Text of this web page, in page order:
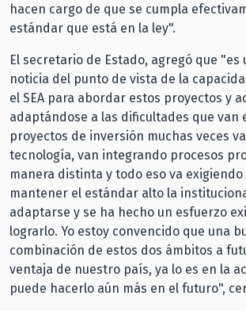
hacen cargo de que se cumpla
estándar que está en la ley".
El secretario de Estado, agregó que "es
noticia del punto de vista de la
el SEA para abordar estos proyectos y
adaptándose a las dificultades que van
proyectos de inversión muchas veces
tecnología, van integrando procesos
manera distinta y todo eso va exigiendo
mantener el estándar alto la
adaptarse y se ha hecho un esfuerzo
lograrlo. Yo estoy convencido que una
combinación de estos dos ámbitos a
ventaja de nuestro país, ya lo es en la
puede hacerlo aún más en el futuro",